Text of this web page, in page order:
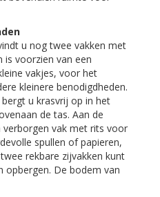
u nog twee vakken met
is voorzien van een
vakjes, voor het
kleinere benodigdheden.
u krasvrij op in het
de tas. Aan de
vak met rits voor
spullen of papieren,
rekbare zijvakken kunt
opbergen. De bodem van